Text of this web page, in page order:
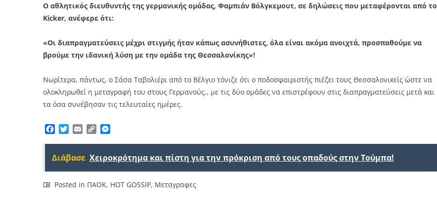
Ο αθλητικός διευθυντής της γερμανικής ομάδας, Φαμπιάν Βόλγκεμουτ, σε δηλώσεις που μεταφέρονται από το
Kicker, ανέφερε ότι:
«Οι διαπραγματεύσεις μέχρι στιγμής ήταν κάπως ασυνήθιστες, όλα είναι ακόμα ανοιχτά, προσπαθούμε να
βρούμε την ιδανική λύση με την ομάδα της Θεσσαλονίκης»!
Νωρίτερα, πάντως, ο Σάσα Ταβολιέρι από το Βέλγιο τόνιζε ότι ο ποδοσφαιριστής πιέζει τους Θεσσαλονικείς ώστε να
ολοκληρωθεί η μεταγραφή του στους Γερμανούς,, με τις δύο ομάδες να επιστρέφουν στις διαπραγματεύσεις μετά και
τα όσα συνέβησαν τις τελευταίες ημέρες.
Facebook
TwitterEmailCopy
Διάβασε Χειροκρότημα και πίστη για την πρόκριση από τους οπαδούς στην Τούμπα!
Posted in ΠΑΟΚ, HOT GOSSIP, Μεταγραφες